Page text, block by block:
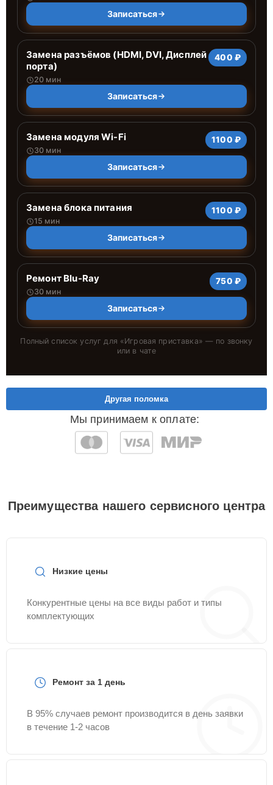
Записаться
Замена разъёмов (HDMI, DVI, Дисплей
порта)
20 мин
400 ₽
Записаться
Замена модуля Wi-Fi
30 мин
1100 ₽
Записаться
Замена блока питания
15 мин
1100 ₽
Записаться
Ремонт Blu-Ray
30 мин
750 ₽
Записаться
Полный список услуг для «Игровая приставка» — по звонку
или в чате
Мы принимаем к оплате:
Другая поломка
Преимущества нашего сервисного центра
Низкие цены
Конкурентные цены на все виды работ и типы
комплектующих
Ремонт за 1 день
В 95% случаев ремонт производится в день заявки
в течение 1-2 часов